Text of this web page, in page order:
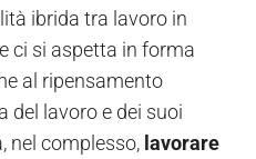
ibrida tra lavoro in
ci si aspetta in forma
al ripensamento
del lavoro e dei suoi
nel complesso, lavorare